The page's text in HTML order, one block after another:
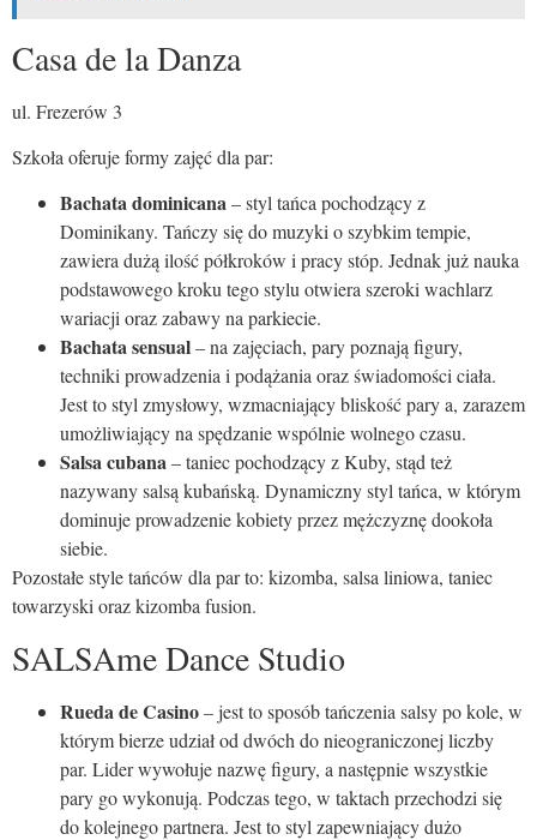
Casa de la Danza
ul. Frezerów 3
Szkoła oferuje formy zajęć dla par:
Bachata dominicana– styl tańca pochodzący z
Dominikany. Tańczy się do muzyki o szybkim tempie,
zawiera dużą ilość półkroków i pracy stóp. Jednak już nauka
podstawowego kroku tego stylu otwiera szeroki wachlarz
wariacji oraz zabawy na parkiecie.
Bachata sensual– na zajęciach, pary poznają figury,
techniki prowadzenia i podążania oraz świadomości ciała.
Jest to styl zmysłowy, wzmacniający bliskość pary a, zarazem
umożliwiający na spędzanie wspólnie wolnego czasu.
Salsa cubana– taniec pochodzący z Kuby, stąd też
nazywany salsą kubańską. Dynamiczny styl tańca, w którym
dominuje prowadzenie kobiety przez mężczyznę dookoła
siebie.
Pozostałe style tańców dla par to: kizomba, salsa liniowa, taniec
towarzyski oraz kizomba fusion.
SALSAme Dance Studio
Rueda de Casino– jest to sposób tańczenia salsy po kole, w
którym bierze udział od dwóch do nieograniczonej liczby
par. Lider wywołuje nazwę figury, a następnie wszystkie
pary go wykonują. Podczas tego, w taktach przechodzi się
do kolejnego partnera. Jest to styl zapewniający dużo